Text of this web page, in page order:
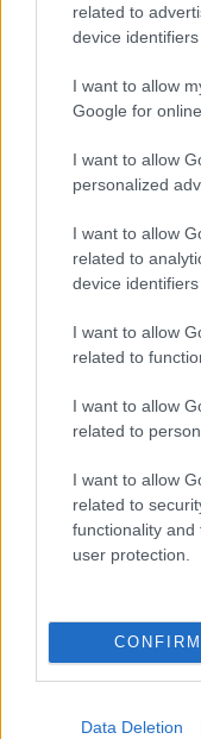
related to
device identifiers
I want to allow
Google for
I want to allow
personalized
I want to allow
related to
device identifiers
I want to allow
related to
I want to allow
related to
I want to allow
related to
functionality
user protection.
CONFIRM
Data Deletion
πώληση της
18·03·2026 22:07
Ο Ζαν Κλοντ
στην ευρωζώνη»